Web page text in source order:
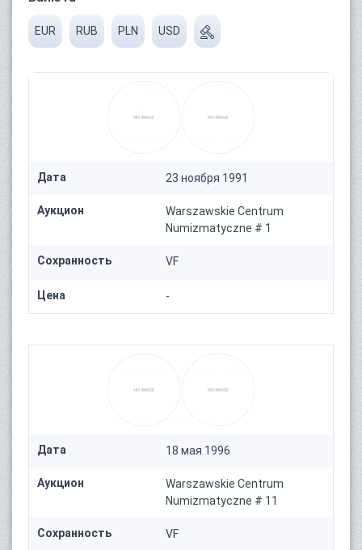
EUR RUB PLN USD
Дата 23 ноября 1991
Аукцион
Warszawskie Centrum
Numizmatyczne # 1
Сохранность VF
Цена -
Дата 18 мая 1996
Аукцион
Warszawskie Centrum
Numizmatyczne # 11
Сохранность VF